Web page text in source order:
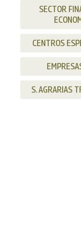
SECTOR
CENTROS
S. AGRARIAS